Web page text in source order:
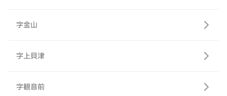
字金山
字上貝津
字観音前